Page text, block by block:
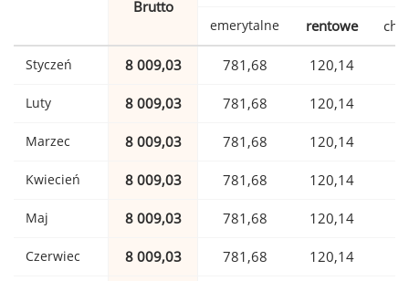
Brutto
emerytalne rentowe
Styczeń 8 009,03 781,68 120,14
Luty 8 009,03 781,68 120,14
Marzec 8 009,03 781,68 120,14
Kwiecień 8 009,03 781,68 120,14
Maj 8 009,03 781,68 120,14
Czerwiec 8 009,03 781,68 120,14